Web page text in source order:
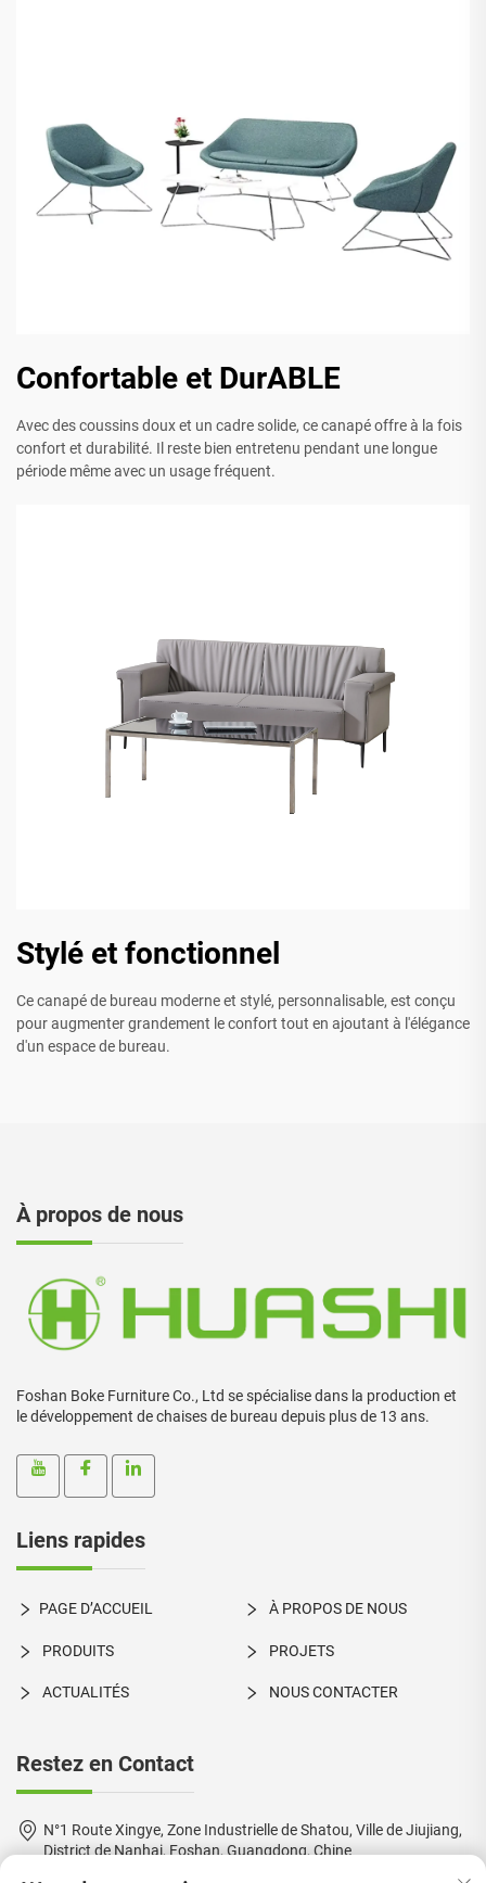
Confortable et DurABLE
Avec des coussins doux et un cadre solide, ce canapé offre à la fois
confort et durabilité. Il reste bien entretenu pendant une longue
période même avec un usage fréquent.
Stylé et fonctionnel
Ce canapé de bureau moderne et stylé, personnalisable, est conçu
pour augmenter grandement le confort tout en ajoutant à l'élégance
d'un espace de bureau.
À propos de nous
Foshan Boke Furniture Co., Ltd se spécialise dans la production et
le développement de chaises de bureau depuis plus de 13 ans.
Liens rapides
PAGE D’ACCUEIL À PROPOS DE NOUS
PRODUITS PROJETS
ACTUALITÉS NOUS CONTACTER
Restez en Contact
N°1 Route Xingye, Zone Industrielle de Shatou, Ville de Jiujiang,
District de Nanhai, Foshan, Guangdong, Chine